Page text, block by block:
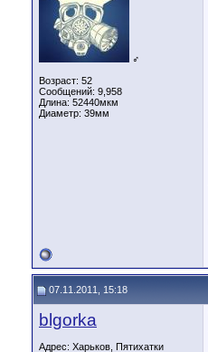
♂
Возраст: 52
Сообщений: 9,958
Длина: 52440мкм
Диаметр: 39мм
07.11.2011, 15:18
blgorka
Адрес: Харьков, Пятихатки